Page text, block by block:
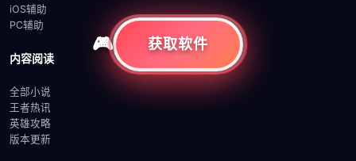
iOS辅助
PC辅助
内容阅读
全部小说
王者热讯
英雄攻略
版本更新
获取软件